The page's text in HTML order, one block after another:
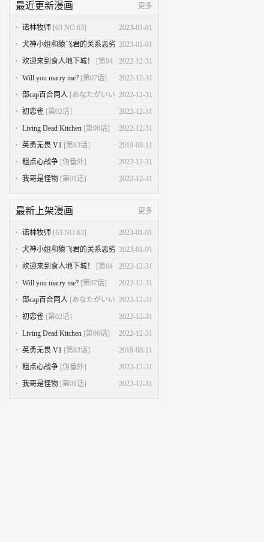
1星
2星
3星
4星
5星
最近更新漫画 更多
2023-01-01
诺林牧师 [63 NO.63]
2023-01-01
犬神小姐和猿飞君的关系恶劣
[第03话]
2022-12-31
欢迎来到食人地下城！
[第04
话]
2022-12-31
Will you marry me? [第07话]
2022-12-31
部cap百合同人 [あなたがいい
の]
2022-12-31
初恋雀 [第02话]
2022-12-31
Living Dead Kitchen [第06话]
2019-08-11
英勇无畏 V1 [第83话]
2022-12-31
粗点心战争 [伪番外]
2022-12-31
我哥是怪物 [第01话]
最新上架漫画 更多
2023-01-01
诺林牧师 [63 NO.63]
2023-01-01
犬神小姐和猿飞君的关系恶劣
[第03话]
2022-12-31
欢迎来到食人地下城！
[第04
话]
2022-12-31
Will you marry me? [第07话]
2022-12-31
部cap百合同人 [あなたがいい
の]
2022-12-31
初恋雀 [第02话]
2022-12-31
Living Dead Kitchen [第06话]
2019-08-11
英勇无畏 V1 [第83话]
2022-12-31
粗点心战争 [伪番外]
2022-12-31
我哥是怪物 [第01话]